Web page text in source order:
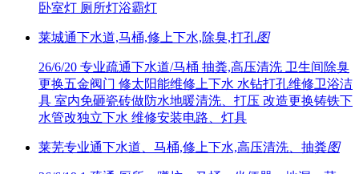
卧室灯 厕所灯浴霸灯
莱城通下水道,马桶,修上下水,除臭,打孔图
26/6/20 专业疏通下水道/马桶 抽粪,高压清洗 卫生间除臭
更换五金阀门 修太阳能维修上下水 水钻打孔维修卫浴洁
具 室内免砸瓷砖做防水地暖清洗、打压 改造更换铸铁下
水管改独立下水 维修安装电路、灯具
莱芜专业通下水道、马桶,修上下水,高压清洗、抽粪图